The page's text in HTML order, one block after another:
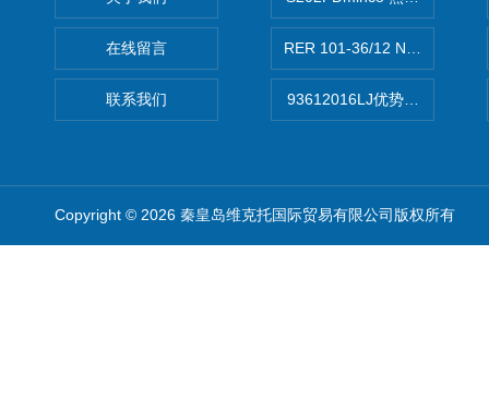
在线留言
联系我们
RER 101-36/12 NHH离心
93612016LJ优势供应美国
Copyright © 2026 秦皇岛维克托国际贸易有限公司版权所有